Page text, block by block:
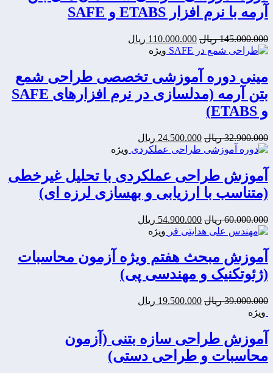
بود.
آرمه با نرم افزار ETABS و SAFE
145.000.000 ریال قیمت
اصلی:
ریال
بود.
110.000.000 ریال
ویژه
مینی‌ دوره آموزشی تخصصی طراحی شمع
بتن آرمه (مدلسازی در نرم افزارهای SAFE
و ETABS)
32.900.000 ریال قیمت
اصلی:
ریال
بود.
24.500.000 ریال
فعلی:
ویژه
آموزش طراحی عملکردی با تحليل غيرخطی
(متناسب با ارزیابی و بهسازی لرزه ای)
60.000.000 ریال قیمت
اصلی:
ریال
بود.
54.900.000 ریال
ریال.
ویژه
آموزش مبحث هفتم ویژه آزمون محاسبات
(ژئوتکنیک و مهندسی پی)
39.000.000 ریال قیمت
ریال
بود.
19.500.000 ریال
ریال.
ویژه
آموزش طراحی سازه بتنی (آزمون
محاسبات و طراحی دستی)